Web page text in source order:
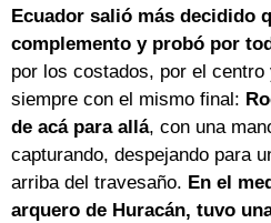
Ecuador salió más decidido
complemento y probó por
por los costados, por el
siempre con el mismo final:
de acá para allá, con una
capturando, despejando para
arriba del travesaño. En el
arquero de Huracán, tuvo